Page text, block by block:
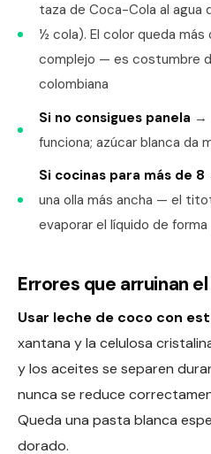
taza de Coca-Cola al agua
½ cola). El color queda más
complejo — es costumbre
colombiana
Si no consigues panela →
funciona; azúcar blanca da
Si cocinas para más de 8
una olla más ancha — el
evaporar el líquido de forma
Errores que arruinan
Usar leche de coco con
xantana y la celulosa
y los aceites se separen
nunca se reduce
Queda una pasta blanca
dorado.